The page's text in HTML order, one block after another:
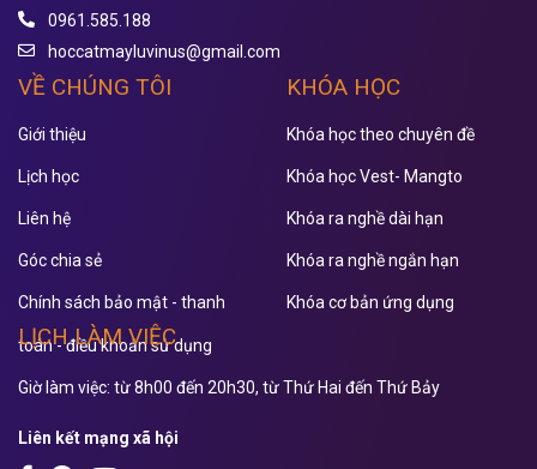
0961.585.188
hoccatmayluvinus@gmail.com
VỀ CHÚNG TÔI
Giới thiệu
Lịch học
Liên hệ
Góc chia sẻ
Chính sách bảo mật - thanh
toán - điều khoản sử dụng
KHÓA HỌC
Khóa học theo chuyên đề
Khóa học Vest- Mangto
Khóa ra nghề dài hạn
Khóa ra nghề ngắn hạn
Khóa cơ bản ứng dụng
LỊCH LÀM VIỆC
Giờ làm việc: từ 8h00 đến 20h30, từ Thứ Hai đến Thứ Bảy
Liên kết mạng xã hội